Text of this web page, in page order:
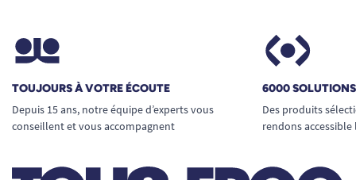
TOUJOURS À VOTRE ÉCOUTE
Depuis 15 ans, notre équipe d’experts vous
conseillent et vous accompagnent
6000
Des produits
rendons